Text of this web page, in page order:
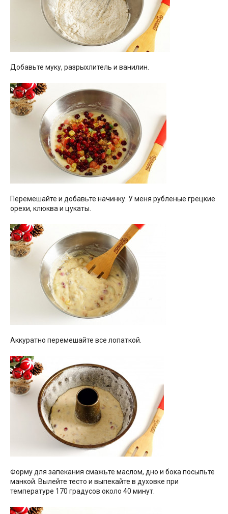
Добавьте муку, разрыхлитель и ванилин.
Перемешайте и добавьте начинку. У меня рубленые грецкие
орехи, клюква и цукаты.
Аккуратно перемешайте все лопаткой.
Форму для запекания смажьте маслом, дно и бока посыпьте
манкой. Вылейте тесто и выпекайте в духовке при
температуре 170 градусов около 40 минут.